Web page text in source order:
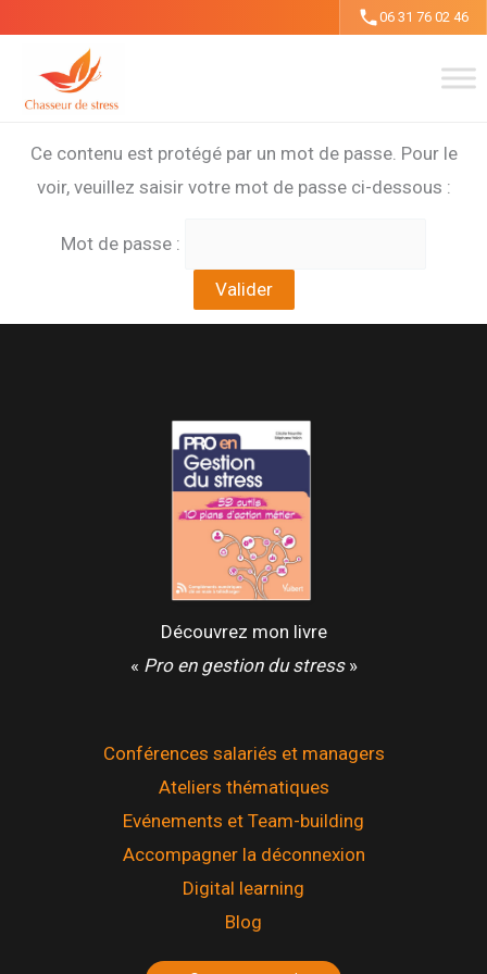
contenu
06 31 76 02 46
Ce contenu est protégé par un mot de passe. Pour le
voir, veuillez saisir votre mot de passe ci-dessous :
Mot de passe :
Découvrez mon livre
« Pro en gestion du stress»
Conférences salariés et managers
Ateliers thématiques
Evénements et Team-building
Accompagner la déconnexion
Digital learning
Blog